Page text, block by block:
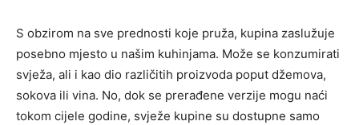
S obzirom na sve prednosti koje pruža, kupina zaslužuje
posebno mjesto u našim kuhinjama. Može se konzumirati
svježa, ali i kao dio različitih proizvoda poput džemova,
sokova ili vina. No, dok se prerađene verzije mogu naći
tokom cijele godine, svježe kupine su dostupne samo